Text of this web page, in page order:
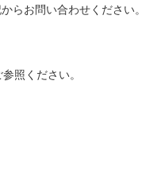
らお問い合わせください。
参照ください。